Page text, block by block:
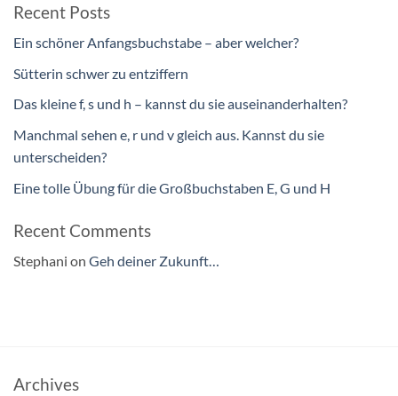
Recent Posts
Ein schöner Anfangsbuchstabe – aber welcher?
Sütterin schwer zu entziffern
Das kleine f, s und h – kannst du sie auseinanderhalten?
Manchmal sehen e, r und v gleich aus. Kannst du sie
unterscheiden?
Eine tolle Übung für die Großbuchstaben E, G und H
Recent Comments
Stephani on Geh deiner Zukunft…
Archives